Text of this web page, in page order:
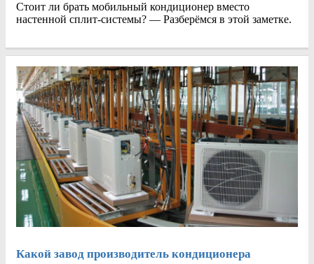
Стоит ли брать мобильный кондиционер вместо
настенной сплит-системы? — Разберёмся в этой заметке.
Какой завод производитель кондиционера